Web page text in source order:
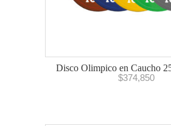
Disco Olimpico en Caucho
$374,850